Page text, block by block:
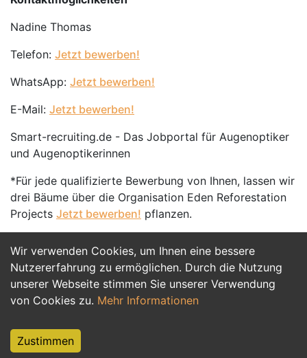
Wir verwenden Cookies, um Ihnen eine bessere
Nutzererfahrung zu ermöglichen. Durch die Nutzung
unserer Webseite stimmen Sie unserer Verwendung
von Cookies zu. Mehr Informationen
Zustimmen
Nadine Thomas
Telefon: Jetzt bewerben!
WhatsApp: Jetzt bewerben!
E-Mail: Jetzt bewerben!
Smart-recruiting.de - Das Jobportal für Augenoptiker
und Augenoptikerinnen
*Für jede qualifizierte Bewerbung von Ihnen, lassen wir
drei Bäume über die Organisation Eden Reforestation
Projects Jetzt bewerben! pflanzen.
Jetzt Bewerben